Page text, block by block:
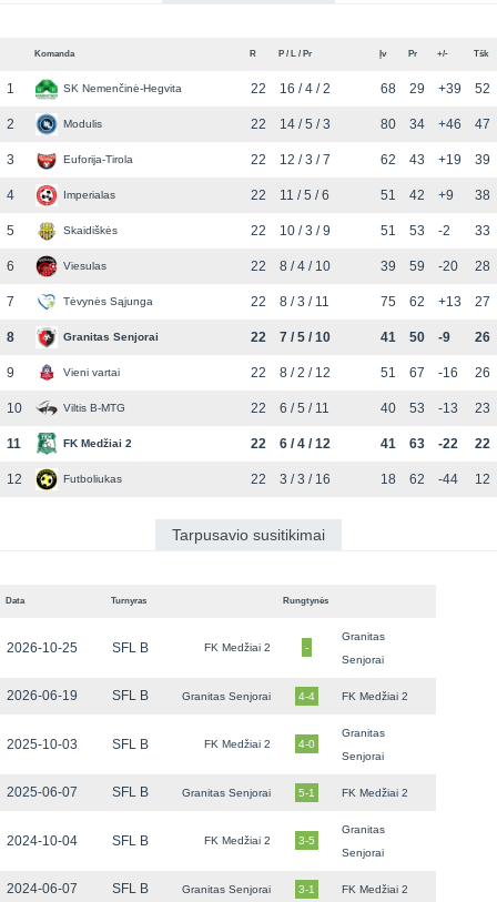
Komanda R P / L / Pr Įv Pr +/- Tšk
1 SK Nemenčinė-Hegvita 22 16 / 4 / 2 68 29 +39 52
2 Modulis 22 14 / 5 / 3 80 34 +46 47
3 Euforija-Tirola 22 12 / 3 / 7 62 43 +19 39
4 Imperialas 22 11 / 5 / 6 51 42 +9 38
5 Skaidiškės 22 10 / 3 / 9 51 53 -2 33
6 Viesulas 22 8 / 4 / 10 39 59 -20 28
7 Tėvynės Sąjunga 22 8 / 3 / 11 75 62 +13 27
8 Granitas Senjorai 22 7 / 5 / 10 41 50 -9 26
9 Vieni vartai 22 8 / 2 / 12 51 67 -16 26
10 Viltis B-MTG 22 6 / 5 / 11 40 53 -13 23
11 FK Medžiai 2 22 6 / 4 / 12 41 63 -22 22
12 Futboliukas 22 3 / 3 / 16 18 62 -44 12
Tarpusavio susitikimai
Data Turnyras Rungtynės
2026-10-25 SFL B FK Medžiai 2 -
Granitas
Senjorai
2026-06-19 SFL B Granitas Senjorai 4-4 FK Medžiai 2
2025-10-03 SFL B FK Medžiai 2 4-0
Granitas
Senjorai
2025-06-07 SFL B Granitas Senjorai 5-1 FK Medžiai 2
2024-10-04 SFL B FK Medžiai 2 3-5
Granitas
Senjorai
2024-06-07 SFL B Granitas Senjorai 3-1 FK Medžiai 2